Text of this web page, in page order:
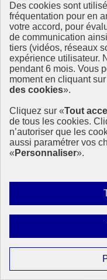
Des cookies sont
fréquentation pour en
votre accord, pour
de communication
tiers (vidéos, réseaux
expérience utilisateur.
pendant 6 mois. Vous
moment en cliquant
des cookies».
Cliquez sur «Tout
de tous les cookies.
n’autoriser que les
aussi paramétrer vos
« Personnaliser».
enjeux
Dans un contexte
d’échange et de solidarité
et porteur de solutions.
avec le soutien du
21 juillet 2025 - À